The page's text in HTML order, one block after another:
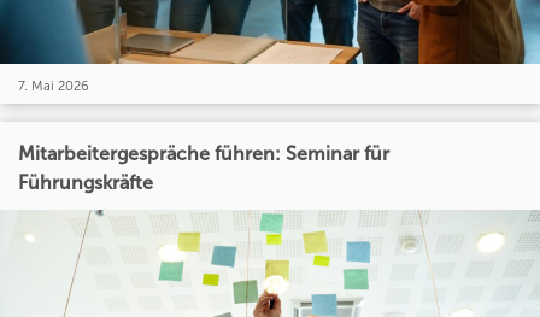
7. Mai 2026
Mitarbeitergespräche führen: Seminar für
Führungskräfte